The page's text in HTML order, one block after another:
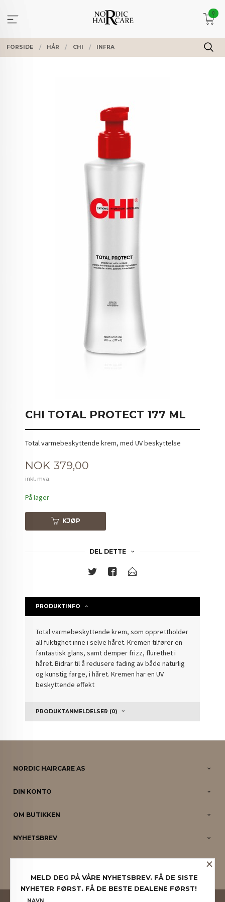
innholdet
0
FORSIDE HÅR CHI INFRA
CHI TOTAL PROTECT 177 ML
Total varmebeskyttende krem, med UV beskyttelse
Pris
NOK 379,00
inkl. mva.
På lager
KJØP
DEL DETTE
PRODUKTINFO
Total varmebeskyttende krem, som opprettholder
all fuktighet inne i selve håret. Kremen tilfører en
fantastisk glans, samt demper frizz, flurethet i
håret. Bidrar til å redusere fading av både naturlig
og kunstig farge, i håret. Kremen har en UV
beskyttende effekt
PRODUKTANMELDELSER (0)
NORDIC HAIRCARE AS
DIN KONTO
OM BUTIKKEN
NYHETSBREV
PARTNERE
FRAKT
×
MELD DEG PÅ VÅRE NYHETSBREV. FÅ DE SISTE
NYHETER FØRST. FÅ DE BESTE DEALENE FØRST!
NAVN